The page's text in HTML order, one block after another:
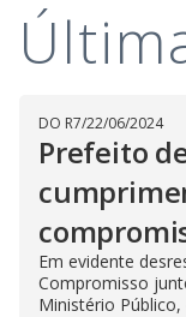
DO R7/22/06/2024
Prefeito
Em evidente
Compromisso
Ministério Público,